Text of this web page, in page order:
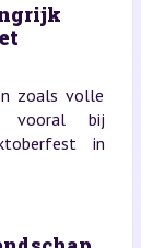
zoals volle
vooral bij
in